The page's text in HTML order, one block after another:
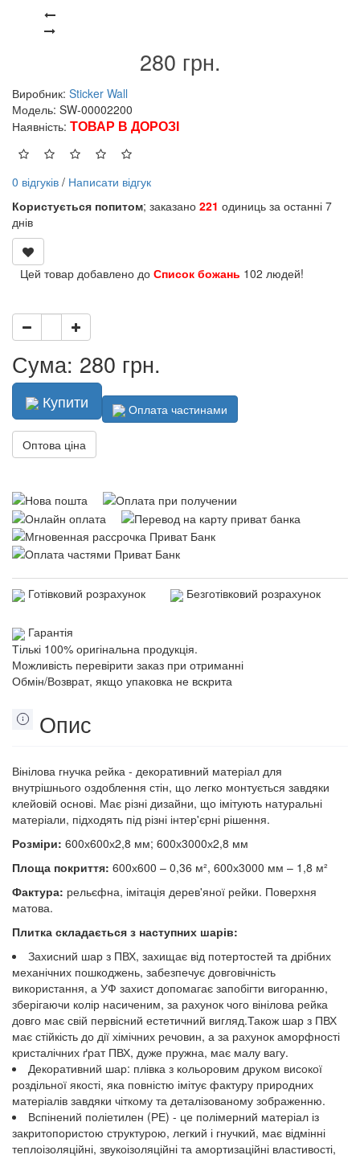
280 грн.
Виробник: Sticker Wall
Модель: SW-00002200
Наявність: ТОВАР В ДОРОЗІ
0 відгуків / Написати відгук
Користується попитом; заказано 221 одиниць за останні 7
днів
Цей товар добавлено до Список божань 102 людей!
Сума: 280 грн.
Купити Оплата частинами
Оптова ціна
Готівковий розрахунок Безготівковий розрахунок
Гарантія
Тількі 100% оригінальна продукція.
Можливість перевірити заказ при отриманні
Обмін/Возврат, якщо упаковка не вскрита
Опис
Вінілова гнучка рейка - декоративний матеріал для
внутрішнього оздоблення стін, що легко монтується завдяки
клейовій основі. Має різні дизайни, що імітують натуральні
матеріали, підходять під різні інтер'єрні рішення.
Розміри: 600х600х2,8 мм; 600х3000х2,8 мм
Площа покриття: 600х600 – 0,36 м², 600х3000 мм – 1,8 м²
Фактура: рельєфна, імітація дерев'яної рейки. Поверхня
матова.
Плитка складається з наступних шарів:
Захисний шар з ПВХ, захищає від потертостей та дрібних
механічних пошкоджень, забезпечує довговічність
використання, а УФ захист допомагає запобігти вигоранню,
зберігаючи колір насиченим, за рахунок чого вінілова рейка
довго має свій первісний естетичний вигляд.Також шар з ПВХ
має стійкість до дії хімічних речовин, а за рахунок аморфності
кристалічних ґрат ПВХ, дуже пружна, має малу вагу.
Декоративний шар: плівка з кольоровим друком високої
роздільної якості, яка повністю імітує фактуру природних
матеріалів завдяки чіткому та деталізованому зображенню.
Вспінений поліетилен (РЕ) - це полімерний матеріал із
закритопористою структурою, легкий і гнучкий, має відмінні
теплоізоляційні, звукоізоляційні та амортизаційні властивості,